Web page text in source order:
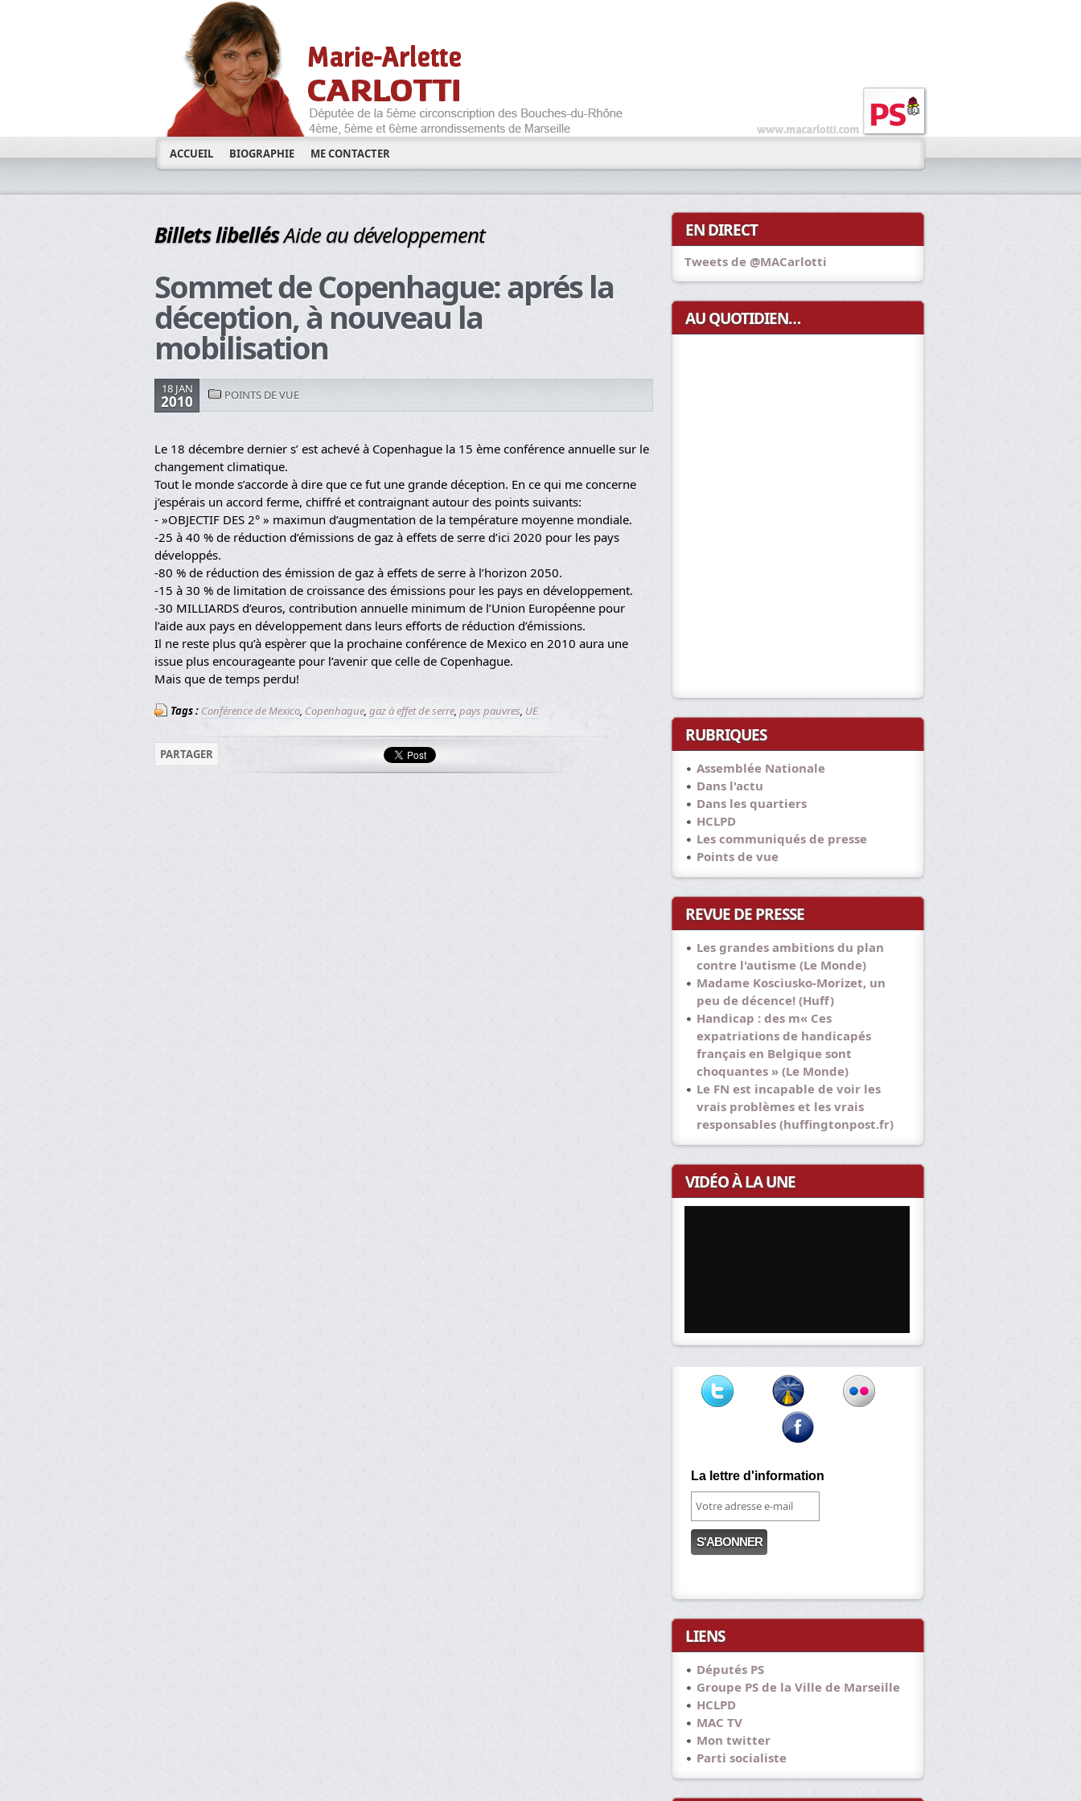
ACCUEIL BIOGRAPHIE ME CONTACTER
Billets libellésAide au développement
Sommet de Copenhague: aprés la
déception, à nouveau la
mobilisation
18 JAN
2010 POINTS DE VUE
Le 18 décembre dernier s’ est achevé à Copenhague la 15 ème conférence annuelle sur le
changement climatique.
Tout le monde s’accorde à dire que ce fut une grande déception. En ce qui me concerne
j’espérais un accord ferme, chiffré et contraignant autour des points suivants:
- »OBJECTIF DES 2° » maximun d’augmentation de la température moyenne mondiale.
-25 à 40 % de réduction d’émissions de gaz à effets de serre d’ici 2020 pour les pays
développés.
-80 % de réduction des émission de gaz à effets de serre à l’horizon 2050.
-15 à 30 % de limitation de croissance des émissions pour les pays en développement.
-30 MILLIARDS d’euros, contribution annuelle minimum de l’Union Européenne pour
l’aide aux pays en développement dans leurs efforts de réduction d’émissions.
Il ne reste plus qu’à espèrer que la prochaine conférence de Mexico en 2010 aura une
issue plus encourageante pour l’avenir que celle de Copenhague.
Mais que de temps perdu!
Tags : Conférence de Mexico, Copenhague, gaz à effet de serre, pays pauvres, UE
PARTAGER
EN DIRECT
Tweets de @MACarlotti
AU QUOTIDIEN…
RUBRIQUES
Assemblée Nationale
Dans l'actu
Dans les quartiers
HCLPD
Les communiqués de presse
Points de vue
REVUE DE PRESSE
Les grandes ambitions du plan
contre l'autisme (Le Monde)
Madame Kosciusko-Morizet, un
peu de décence! (Huff)
Handicap : des m« Ces
expatriations de handicapés
français en Belgique sont
choquantes » (Le Monde)
Le FN est incapable de voir les
vrais problèmes et les vrais
responsables (huffingtonpost.fr)
VIDÉO À LA UNE
La lettre d'information
LIENS
Députés PS
Groupe PS de la Ville de Marseille
HCLPD
MAC TV
Mon twitter
Parti socialiste